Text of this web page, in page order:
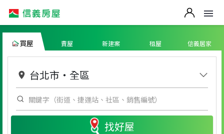
買屋 賣屋 新建案 租屋 信義居家
台北市 ・ 全區
找好屋